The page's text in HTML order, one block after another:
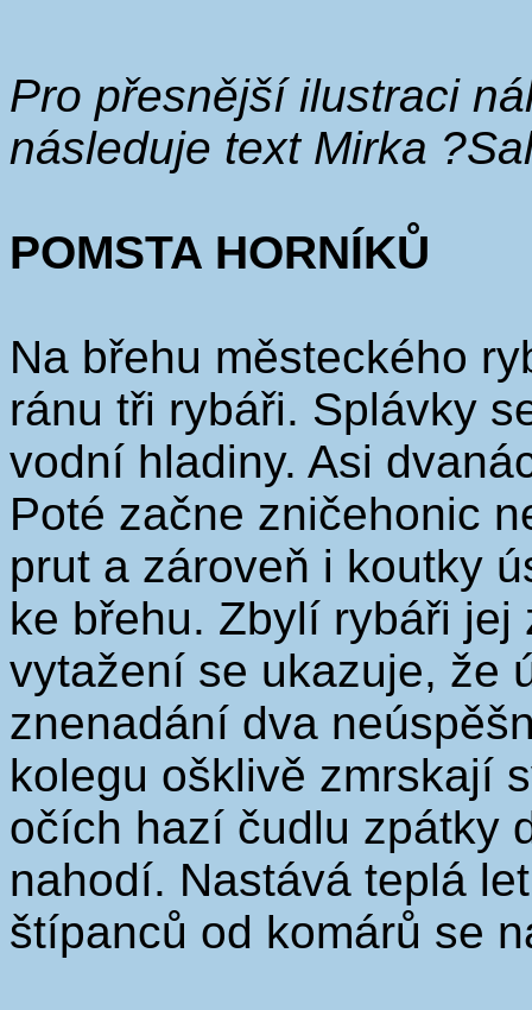
Pro přesnější ilustraci
následuje text Mirka
POMSTA HORNÍKŮ
Na břehu městeckého
ránu tři rybáři. Splávky
vodní hladiny. Asi
Poté začne zničehonic
prut a zároveň i koutky
ke břehu. Zbylí rybáři
vytažení se ukazuje, že
znenadání dva
kolegu ošklivě zmrskají
očích hazí čudlu zpátky
nahodí. Nastává teplá
štípanců od komárů se